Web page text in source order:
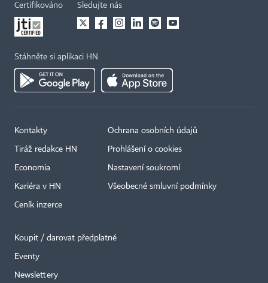
Certifikováno Sledujte nás
Stáhněte si aplikaci HN
Kontakty
Tiráž redakce HN
Economia
Kariéra v HN
Ceník inzerce
Ochrana osobních údajů
Prohlášení o cookies
Nastavení soukromí
Všeobecné smluvní podmínky
Koupit / darovat předplatné
Eventy
Newslettery